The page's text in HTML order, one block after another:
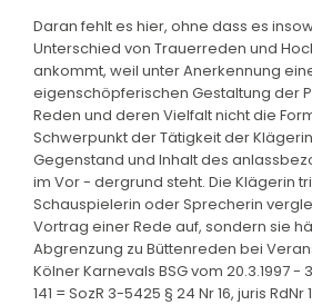
Daran fehlt es hier, ohne dass es
Unterschied von Trauerreden und
ankommt, weil unter Anerkennung
eigenschöpferischen Gestaltung der
Reden und deren Vielfalt nicht die
Schwerpunkt der Tätigkeit der
Gegenstand und Inhalt des
im Vor - dergrund steht. Die Klägerin
Schauspielerin oder Sprecherin
Vortrag einer Rede auf, sondern sie
Abgrenzung zu Büttenreden bei
Kölner Karnevals BSG vom 20.3.1997 - 3
141 = SozR 3-5425 § 24 Nr 16, juris RdNr